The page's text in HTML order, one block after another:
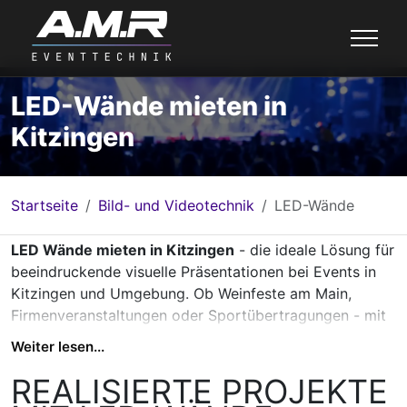
LED-Wände mieten in
Kitzingen
Startseite Bild- und Videotechnik LED-Wände
LED Wände mieten in Kitzingen - die ideale Lösung für
beeindruckende visuelle Präsentationen bei Events in
Kitzingen und Umgebung. Ob Weinfeste am Main,
Firmenveranstaltungen oder Sportübertragungen - mit
unseren hochwertigen LED Wänden garantieren Sie
Darstellung, selbst bei unterschiedlichen
Lichtverhältnissen.
Weiter lesen...
REALISIERTE PROJEKTE